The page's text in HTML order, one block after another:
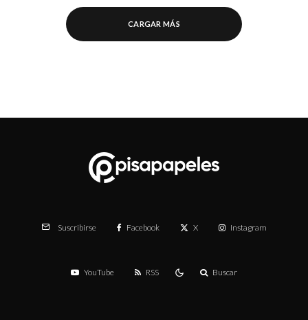
CARGAR MÁS
Suscribirse Facebook X Instagram
YouTube RSS Buscar